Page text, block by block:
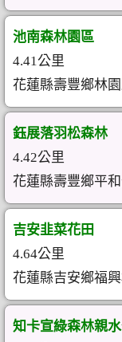
池南森林園區
4.41公里
花蓮縣壽豐鄉林
鈺展落羽松森林
4.42公里
花蓮縣壽豐鄉平
吉安韭菜花田
4.64公里
花蓮縣吉安鄉福
知卡宣綠森林親